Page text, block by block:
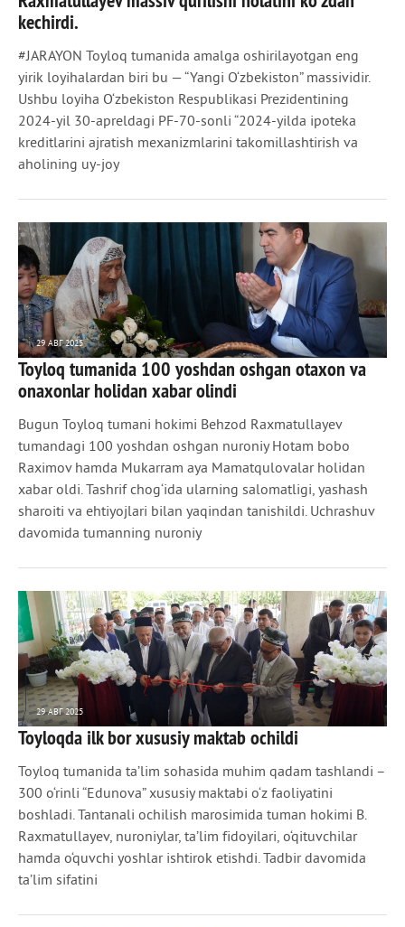
kechirdi.
#JARAYON Toyloq tumanida amalga oshirilayotgan eng
yirik loyihalardan biri bu — “Yangi O‘zbekiston” massividir.
Ushbu loyiha O‘zbekiston Respublikasi Prezidentining
2024-yil 30-apreldagi PF-70-sonli “2024-yilda ipoteka
kreditlarini ajratish mexanizmlarini takomillashtirish va
aholining uy-joy
29 АВГ 2025
435 0
Toyloq tumanida 100 yoshdan oshgan otaxon va
onaxonlar holidan xabar olindi
Bugun Toyloq tumani hokimi Behzod Raxmatullayev
tumandagi 100 yoshdan oshgan nuroniy Hotam bobo
Raximov hamda Mukarram aya Mamatqulovalar holidan
xabar oldi. Tashrif chog‘ida ularning salomatligi, yashash
sharoiti va ehtiyojlari bilan yaqindan tanishildi. Uchrashuv
davomida tumanning nuroniy
29 АВГ 2025
508 0
Toyloqda ilk bor xususiy maktab ochildi
Toyloq tumanida ta’lim sohasida muhim qadam tashlandi –
300 o‘rinli “Edunova” xususiy maktabi o‘z faoliyatini
boshladi. Tantanali ochilish marosimida tuman hokimi B.
Raxmatullayev, nuroniylar, ta’lim fidoyilari, o‘qituvchilar
hamda o‘quvchi yoshlar ishtirok etishdi. Tadbir davomida
ta’lim sifatini